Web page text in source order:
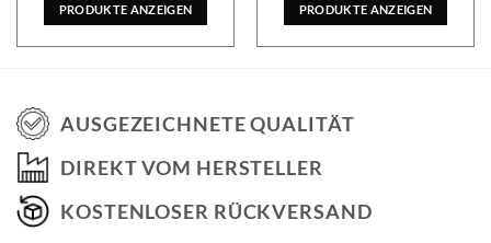
PRODUKTE ANZEIGEN PRODUKTE ANZEIGEN
AUSGEZEICHNETE QUALITÄT
DIREKT VOM HERSTELLER
KOSTENLOSER RÜCKVERSAND